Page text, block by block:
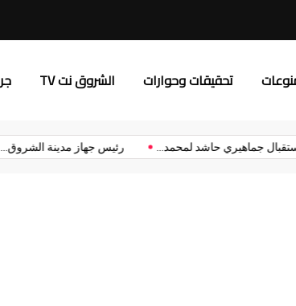
تحقيقات وحوارات الشروق نت TV
رئيس جهاز مدينة استقبال جماهيري حاشد لمحمد...